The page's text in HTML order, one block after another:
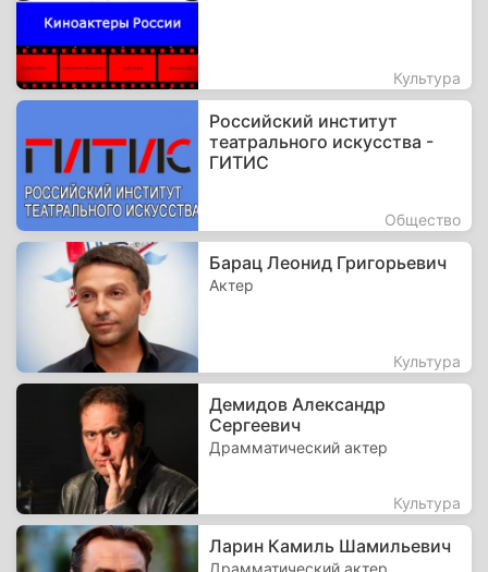
Культура
Российский институт
театрального искусства -
ГИТИС
Общество
Барац Леонид Григорьевич
Актер
Культура
Демидов Александр
Сергеевич
Драмматический актер
Культура
Ларин Камиль Шамильевич
Драмматический актер